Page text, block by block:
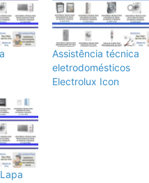
Assistência técnica
eletrodomésticos
Electrolux Icon